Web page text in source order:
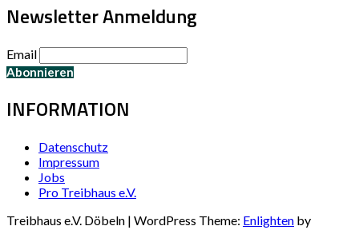
Newsletter Anmeldung
Email
INFORMATION
Datenschutz
Impressum
Jobs
Pro Treibhaus e.V.
Treibhaus e.V. Döbeln | WordPress Theme: Enlighten by